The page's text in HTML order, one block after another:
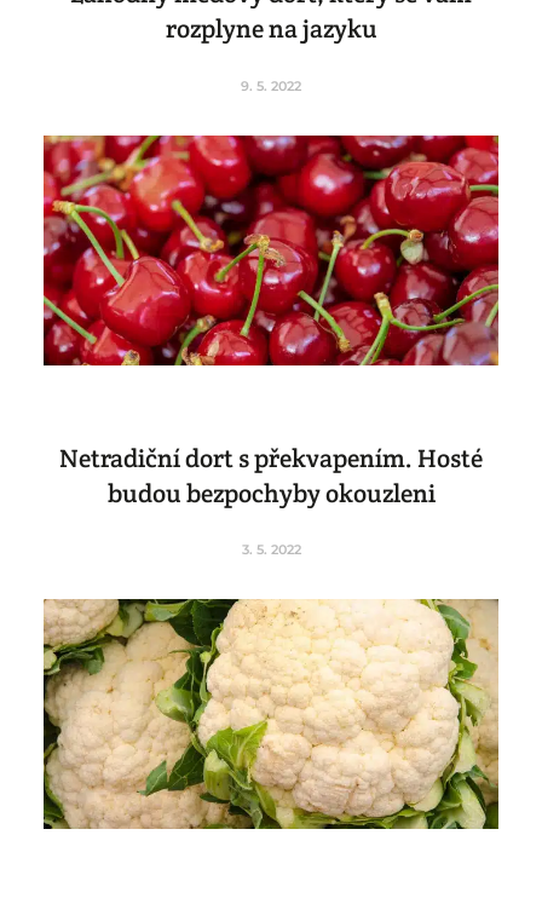
rozplyne na jazyku
9. 5. 2022
Netradiční dort s překvapením. Hosté
budou bezpochyby okouzleni
3. 5. 2022